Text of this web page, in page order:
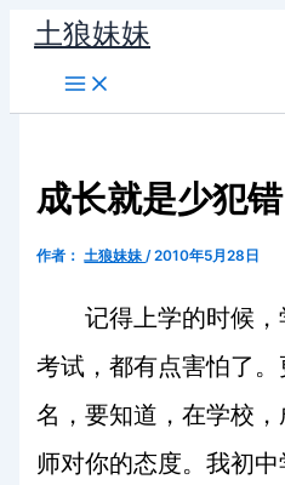
容
土狼妹妹
成长就是少犯错
作者： 土狼妹妹/2010年5月28日
记得上学的时候
考试，都有点害怕了
名，要知道，在学校
师对你的态度。我初中